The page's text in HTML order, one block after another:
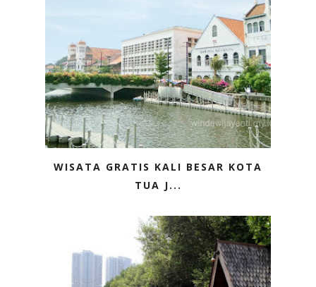
WISATA GRATIS KALI BESAR KOTA
TUA J...